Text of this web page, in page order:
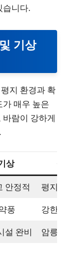
습니다.
기상
지 환경과 확
매우 높은
람이 강하게
상 설
안정적
평지보
풍
강한 돌
설 완비 암릉 구